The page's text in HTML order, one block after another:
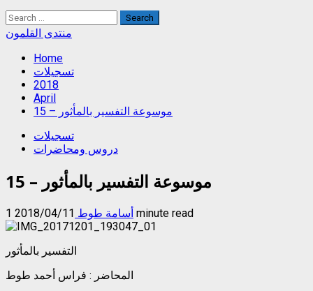
Search
for:
منتدى القلمون
Home
تسجيلات
2018
April
موسوعة التفسير بالمأثور – 15
تسجيلات
دروس ومحاضرات
موسوعة التفسير بالمأثور – 15
أسامة طوط 2018/04/11 1 minute read
التفسير بالمأثور
المحاضر : فراس أحمد طوط